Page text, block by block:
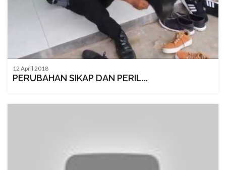
12 April 2018
PERUBAHAN SIKAP DAN PERIL...